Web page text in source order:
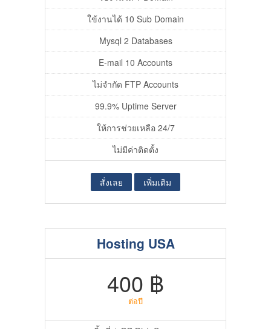
ใข้งานได้ 10 Sub Domain
Mysql 2 Databases
E-mail 10 Accounts
ไม่จำกัด FTP Accounts
99.9% Uptime Server
ให้การช่วยเหลือ 24/7
ไม่มีค่าติดตั้ง
สั่งเลย เพิ่มเติม
Hosting USA
400 ฿
ต่อปี